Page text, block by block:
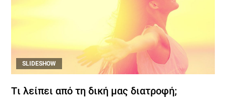
SLIDESHOW
Tι λείπει από τη δική μας διατροφή;